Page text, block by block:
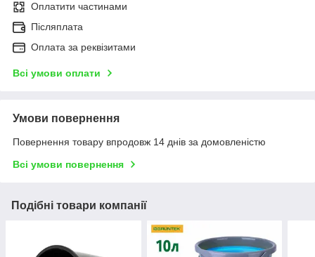
Оплатити частинами
Післяплата
Оплата за реквізитами
Всі умови оплати
Умови повернення
Повернення товару впродовж 14 днів за домовленістю
Всі умови повернення
Подібні товари компанії